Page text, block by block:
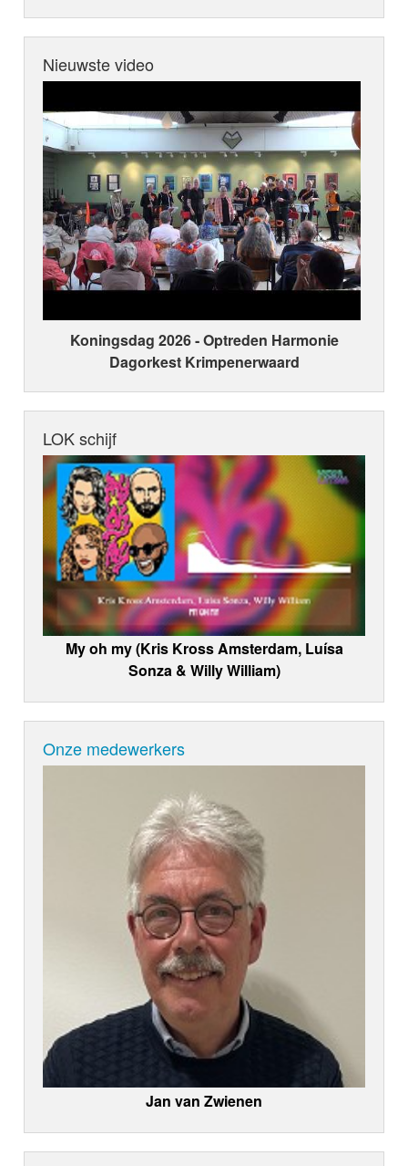
Nieuwste video
Koningsdag 2026 ‑ Optreden Harmonie
Dagorkest Krimpenerwaard
LOK schijf
My oh my (Kris Kross Amsterdam, Luísa
Sonza & Willy William)
Onze medewerkers
Jan van Zwienen